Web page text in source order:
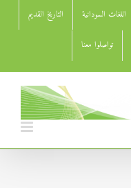
اللغات السودانية التاريخ القديم
تواصلوا معنا